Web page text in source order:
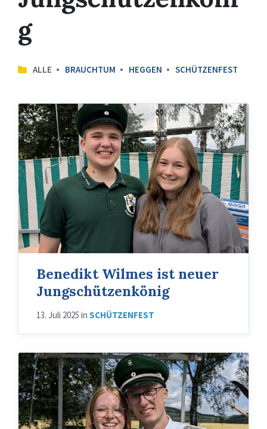
g
ALLE BRAUCHTUM HEGGEN SCHÜTZENFEST
Benedikt Wilmes ist neuer
Jungschützenkönig
13. Juli 2025 in SCHÜTZENFEST